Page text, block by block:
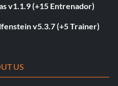
v1.1.9 (+15 Entrenador)
v5.3.7 (+5 Trainer)
US